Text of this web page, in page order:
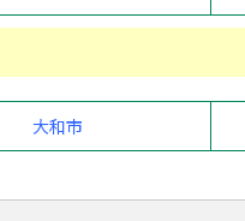
大和市